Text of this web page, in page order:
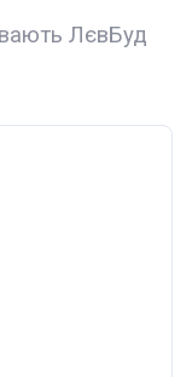
ЛєвБуд